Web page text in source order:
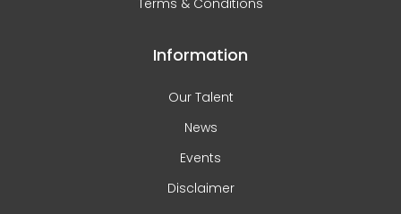
Terms & Conditions
Information
Our Talent
News
Events
Disclaimer